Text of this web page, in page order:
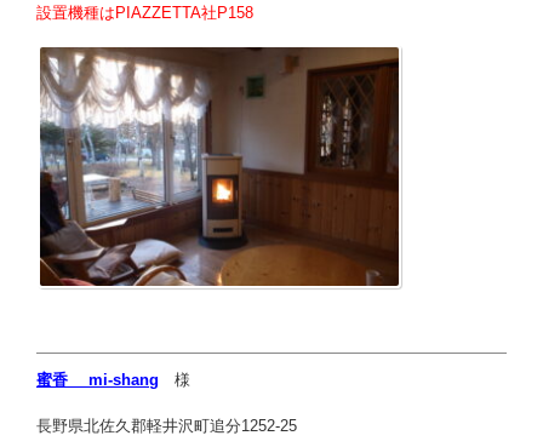
設置機種はPIAZZETTA社P158
蜜香 mi-shang 様
長野県北佐久郡軽井沢町追分1252-25